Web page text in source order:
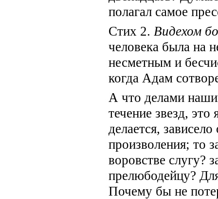
полагал самое
Стих 2. Видехом
человека была на
несметным и
когда Адам
А что делами
течение звезд,
делается,
произволения; то
воровстве слугу?
прелюбодейцу?
Почему бы не